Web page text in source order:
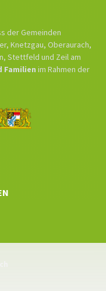
der Gemeinden
Knetzgau, Oberaurach,
Stettfeld und Zeil am
Familien im Rahmen der